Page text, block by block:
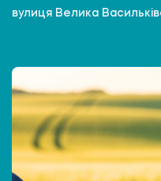
вулиця Велика